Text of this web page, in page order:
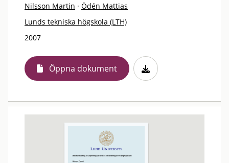
Nilsson Martin · Ödén Mattias
Lunds tekniska högskola (LTH)
2007
Öppna dokument